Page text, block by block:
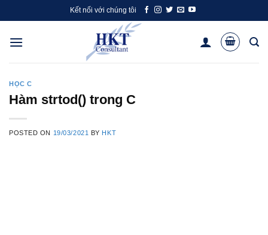
to
content
Kết nối với chúng tôi
HỌC C
Hàm strtod() trong C
POSTED ON 19/03/2021 BY HKT